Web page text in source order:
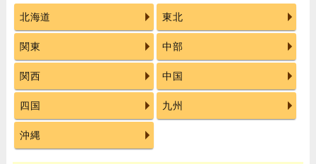
北海道 東北
関東 中部
関西 中国
四国 九州
沖縄